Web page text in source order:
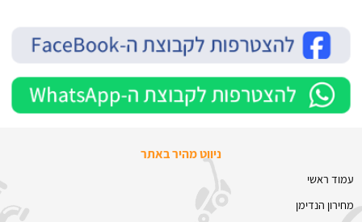
ניווט מהיר באתר
עמוד ראשי
מחירון הנדימן